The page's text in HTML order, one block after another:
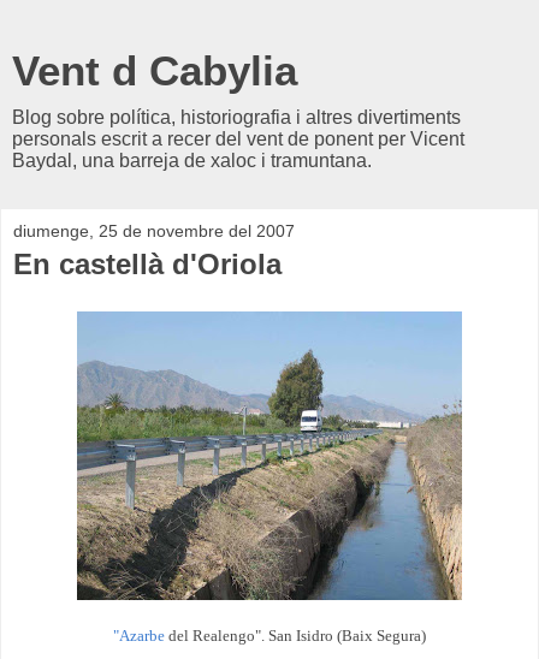
Vent d Cabylia
Blog sobre política, historiografia i altres divertiments
personals escrit a recer del vent de ponent per Vicent
Baydal, una barreja de xaloc i tramuntana.
diumenge, 25 de novembre del 2007
En castellà d'Oriola
"Azarbe del Realengo". San Isidro (Baix Segura)